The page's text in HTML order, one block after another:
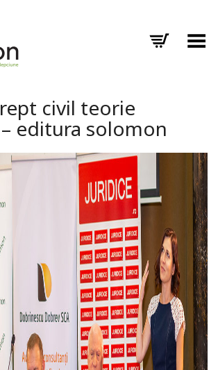
Toggle Menu
civil teorie
editura solomon